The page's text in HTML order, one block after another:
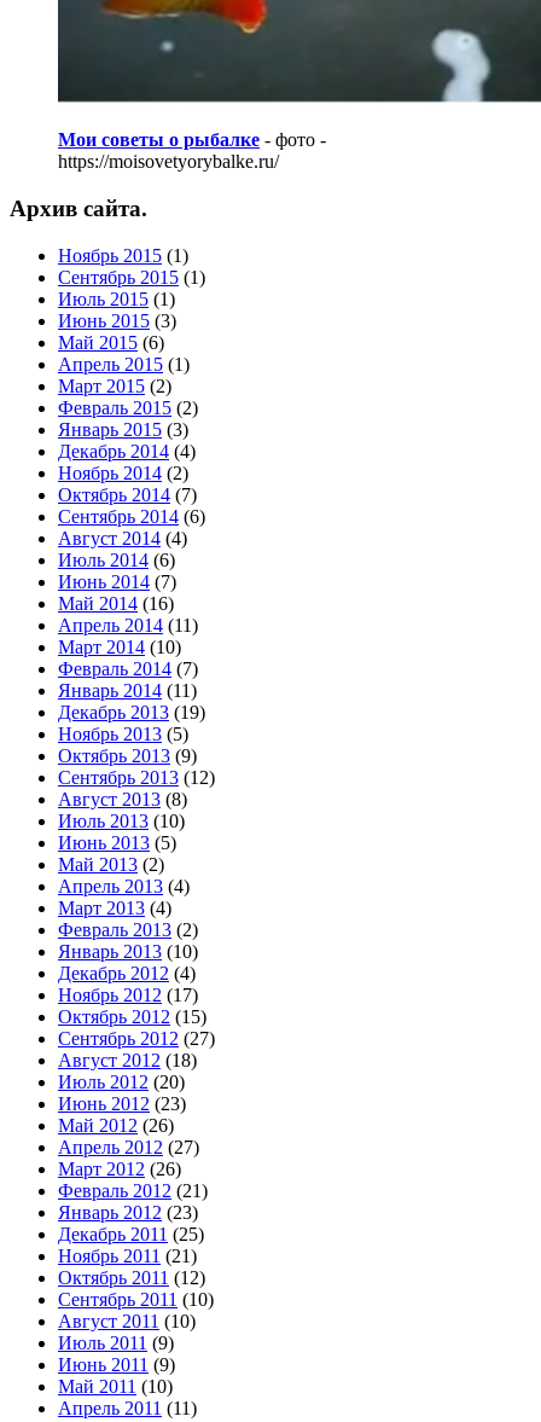
Мои советы о рыбалке - фото -
https://moisovetyorybalke.ru/
Архив сайта.
Ноябрь 2015 (1)
Сентябрь 2015 (1)
Июль 2015 (1)
Июнь 2015 (3)
Май 2015 (6)
Апрель 2015 (1)
Март 2015 (2)
Февраль 2015 (2)
Январь 2015 (3)
Декабрь 2014 (4)
Ноябрь 2014 (2)
Октябрь 2014 (7)
Сентябрь 2014 (6)
Август 2014 (4)
Июль 2014 (6)
Июнь 2014 (7)
Май 2014 (16)
Апрель 2014 (11)
Март 2014 (10)
Февраль 2014 (7)
Январь 2014 (11)
Декабрь 2013 (19)
Ноябрь 2013 (5)
Октябрь 2013 (9)
Сентябрь 2013 (12)
Август 2013 (8)
Июль 2013 (10)
Июнь 2013 (5)
Май 2013 (2)
Апрель 2013 (4)
Март 2013 (4)
Февраль 2013 (2)
Январь 2013 (10)
Декабрь 2012 (4)
Ноябрь 2012 (17)
Октябрь 2012 (15)
Сентябрь 2012 (27)
Август 2012 (18)
Июль 2012 (20)
Июнь 2012 (23)
Май 2012 (26)
Апрель 2012 (27)
Март 2012 (26)
Февраль 2012 (21)
Январь 2012 (23)
Декабрь 2011 (25)
Ноябрь 2011 (21)
Октябрь 2011 (12)
Сентябрь 2011 (10)
Август 2011 (10)
Июль 2011 (9)
Июнь 2011 (9)
Май 2011 (10)
Апрель 2011 (11)